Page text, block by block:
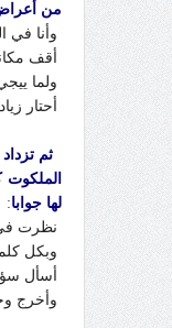
من أعراض
وأنا في
أقف
ولما
أحتار
ثم
الملكوت
لها جوابا:
نظرت
وبكل
أسأل
وأخرج